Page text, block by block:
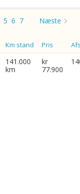
5 6 7
Næste
Km stand Pris
141.000
km
kr
77.900